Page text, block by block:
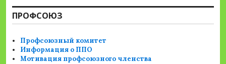
ПРОФСОЮЗ
Профсоюзный комитет
Информация о ППО
Мотивация профсоюзного членства